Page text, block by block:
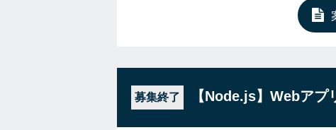
募集終了 【Node.js】Webア